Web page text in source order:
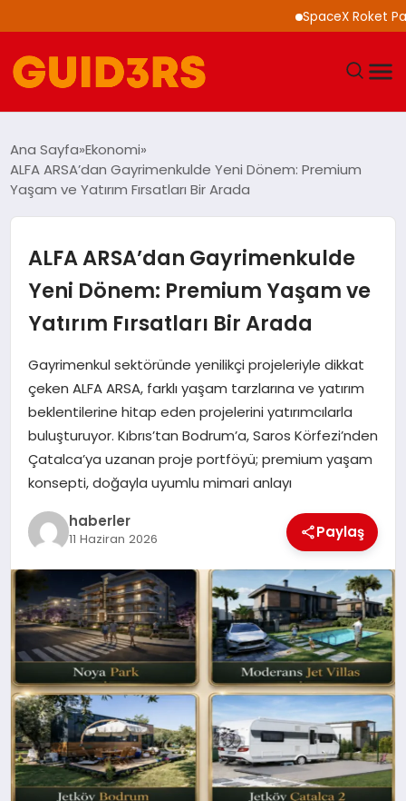
SpaceX Roket Parçası
SAĞLIK
EKONOMI
MAGAZIN
EĞITIM
Ana Sayfa Ekonomi
ALFA ARSA’dan Gayrimenkulde Yeni Dönem: Premium
Yaşam ve Yatırım Fırsatları Bir Arada
ALFA ARSA’dan Gayrimenkulde
Yeni Dönem: Premium Yaşam ve
Yatırım Fırsatları Bir Arada
Gayrimenkul sektöründe yenilikçi projeleriyle dikkat
çeken ALFA ARSA, farklı yaşam tarzlarına ve yatırım
beklentilerine hitap eden projelerini yatırımcılarla
buluşturuyor. Kıbrıs’tan Bodrum’a, Saros Körfezi’nden
Çatalca’ya uzanan proje portföyü; premium yaşam
konsepti, doğayla uyumlu mimari anlayı
haberler
11 Haziran 2026 Paylaş